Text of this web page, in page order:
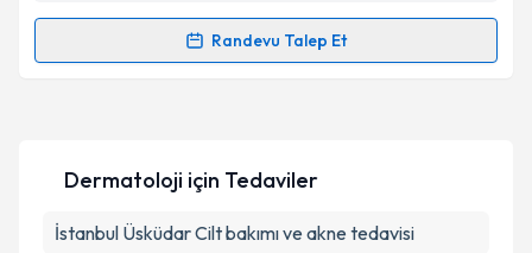
kapsamda işlenmesini kabul ediyorum.
Randevu Talep Et
Randevu Takvimi Talebi
takvim hazırlandığında e-posta ile bilgilendireceğiz.
E-posta Adresiniz
Dermatoloji için Tedaviler
İstanbul Üsküdar Cilt bakımı ve akne tedavisi